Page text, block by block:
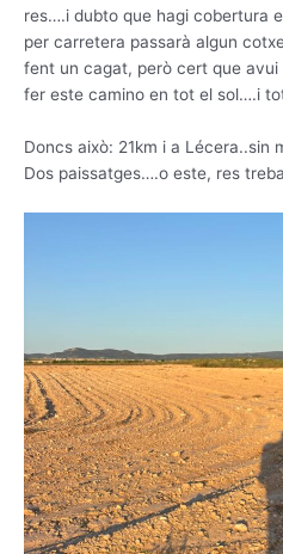
res….i dubto que hagi cobertura
per carretera passarà algun
fent un cagat, però cert que avui
fer este camino en tot el sol….i
Doncs això: 21km i a Lécera..sin
Dos paissatges….o este, res